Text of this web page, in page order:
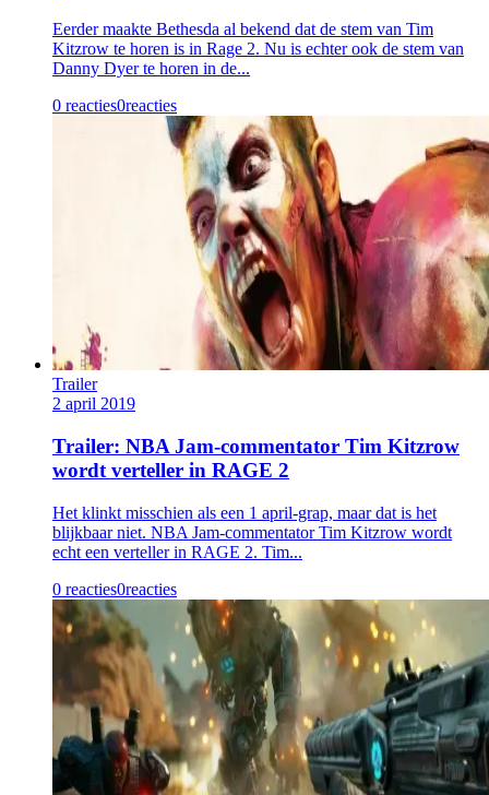
Eerder maakte Bethesda al bekend dat de stem van Tim
Kitzrow te horen is in Rage 2. Nu is echter ook de stem van
Danny Dyer te horen in de...
0 reacties0reacties
Trailer
2 april 2019
Trailer: NBA Jam-commentator Tim Kitzrow
wordt verteller in RAGE 2
Het klinkt misschien als een 1 april-grap, maar dat is het
blijkbaar niet. NBA Jam-commentator Tim Kitzrow wordt
echt een verteller in RAGE 2. Tim...
0 reacties0reacties